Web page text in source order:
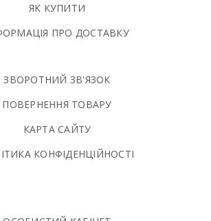
ЯК КУПИТИ
ПРО ДОСТАВКУ
ЗВОРОТНИЙ ЗВ'ЯЗОК
ПОВЕРНЕННЯ ТОВАРУ
КАРТА САЙТУ
КОНФIДЕНЦIЙНОСТI